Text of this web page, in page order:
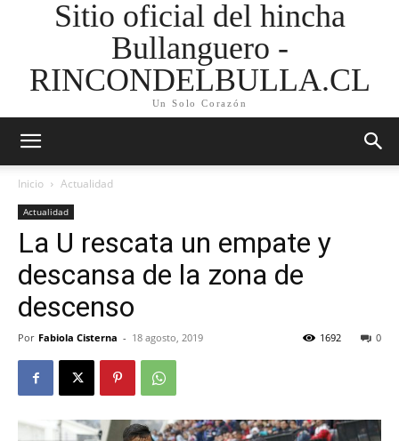
Sitio oficial del hincha
Bullanguero -
RINCONDELBULLA.CL
Un Solo Corazón
Inicio Actualidad
Actualidad
La U rescata un empate y
descansa de la zona de
descenso
Por Fabiola Cisterna - 18 agosto, 2019 0
1692